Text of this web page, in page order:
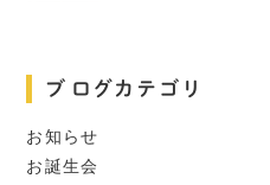
ブログカテゴリ
お知らせ
お誕生会